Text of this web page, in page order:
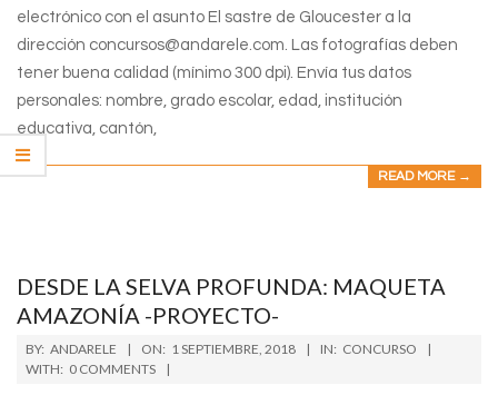
electrónico con el asunto El sastre de Gloucester a la
dirección concursos@andarele.com. Las fotografías deben
tener buena calidad (mínimo 300 dpi). Envía tus datos
personales: nombre, grado escolar, edad, institución
educativa, cantón,
READ MORE →
DESDE LA SELVA PROFUNDA: MAQUETA
AMAZONÍA -PROYECTO-
2018-
09-
BY: ANDARELE ON: 1 SEPTIEMBRE, 2018 IN: CONCURSO
WITH: 0 COMMENTS